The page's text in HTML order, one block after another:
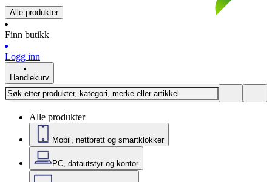
Alle produkter
Finn butikk
Logg inn
Handlekurv
Alle produkter
Mobil, nettbrett og smartklokker
PC, datautstyr og kontor